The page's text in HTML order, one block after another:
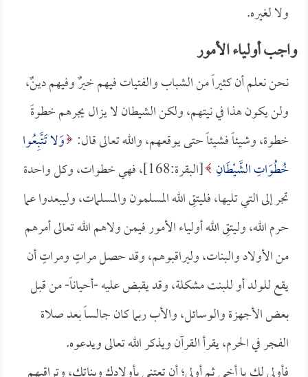
ولا لغيره.
واجب أولياء الأمور
نحن نعلم أن كثيراً من الشباب والفتيات فيهم خيرٌ وفيهم دينٌ،
ولن يكون هذا في نيتهم، ولكن الشيطان لا يزال يجرهم خطوةً
خطوة، وشيئاً فشيئاً حتى يوقعهم، والله تعالى قال: وَلا تَتَّبِعُوا
خُطُوَاتِ الشَّيْطَانِ
[البقرة:168]، فهي خطوات، وكل واحدة
تجر إلى التي تليها، فليتقِ الله المسلمون والمسلمات، وليبعدوا عما
حرم الله، وليتقِ الله أولياء الأمور فيمن ولاهم الله تعالى أمرهم
من الأولاد والبنات، وليراقبوهم، وقد حصل مراتٍ ومراتٍ أن
يقع للولد أو للبنت مشكلة، وقد يقبض عليه -أحياناً- من قبل
بعض الأجهزة والوسائل، والأب ربما كان جالساً بعد صلاة
الفجر في الحرم، يقرأ القرآن ويذكر الله تعالى ويدعوه.